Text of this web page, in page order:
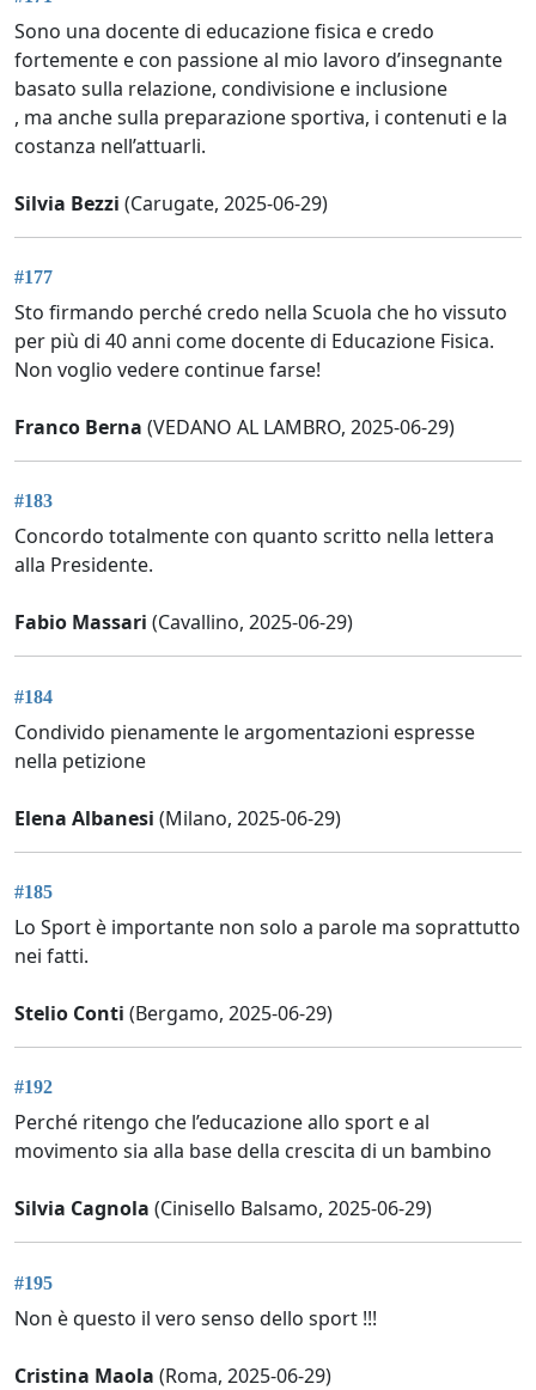
Sono una docente di educazione fisica e credo
fortemente e con passione al mio lavoro d’insegnante
basato sulla relazione, condivisione e inclusione
, ma anche sulla preparazione sportiva, i contenuti e la
costanza nell’attuarli.
Silvia Bezzi (Carugate, 2025-06-29)
#177
Sto firmando perché credo nella Scuola che ho vissuto
per più di 40 anni come docente di Educazione Fisica.
Non voglio vedere continue farse!
Franco Berna (VEDANO AL LAMBRO, 2025-06-29)
#183
Concordo totalmente con quanto scritto nella lettera
alla Presidente.
Fabio Massari (Cavallino, 2025-06-29)
#184
Condivido pienamente le argomentazioni espresse
nella petizione
Elena Albanesi (Milano, 2025-06-29)
#185
Lo Sport è importante non solo a parole ma soprattutto
nei fatti.
Stelio Conti (Bergamo, 2025-06-29)
#192
Perché ritengo che l’educazione allo sport e al
movimento sia alla base della crescita di un bambino
Silvia Cagnola (Cinisello Balsamo, 2025-06-29)
#195
Non è questo il vero senso dello sport !!!
Cristina Maola (Roma, 2025-06-29)